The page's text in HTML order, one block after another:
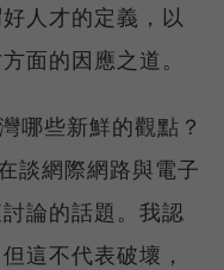
人才的定義，以
面的因應之道。
哪些新鮮的觀點？
談網際網路與電子
論的話題。我認
這不代表破壞，